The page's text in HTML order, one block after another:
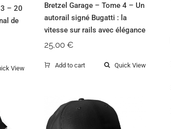
3 – 20
de
View
Bretzel Garage – Tome 4 – Un
autorail signé Bugatti : la
vitesse sur rails avec élégance
25,00 €
Add to cart Quick View